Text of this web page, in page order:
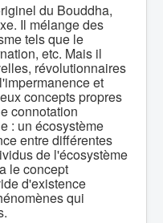
du Bouddha,
Il mélange des
tels que le
etc. Mais il
révolutionnaires
et
concepts propres
connotation
: un écosystème
entre différentes
de l'écosystème
le concept
d'existence
qui